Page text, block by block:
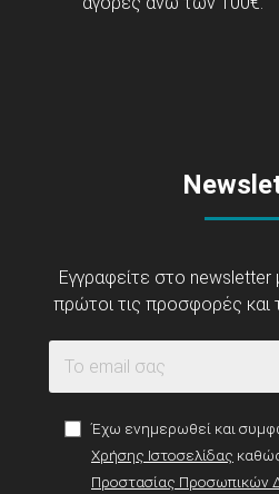
Εγγραφείτε στο newsletter
πρώτοι τις προσφορές και
Έχω ενημερωθεί και
Χρήσης Ιστοσελίδας
Προστασίας Προσωπικών